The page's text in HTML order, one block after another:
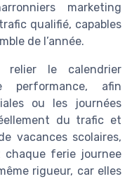
marketing
qualifié, capables
de l’année.
relier le calendrier
performance, afin
ou les journées
du trafic et
vacances scolaires,
chaque ferie journee
rigueur, car elles